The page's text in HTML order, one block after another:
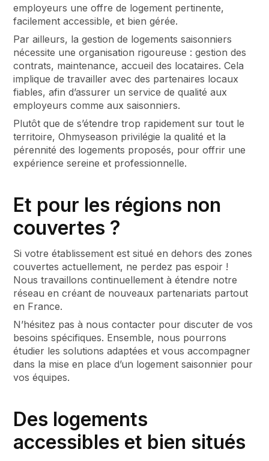
employeurs une offre de logement pertinente,
facilement accessible, et bien gérée.
Par ailleurs, la gestion de logements saisonniers
nécessite une organisation rigoureuse : gestion des
contrats, maintenance, accueil des locataires. Cela
implique de travailler avec des partenaires locaux
fiables, afin d’assurer un service de qualité aux
employeurs comme aux saisonniers.
Plutôt que de s’étendre trop rapidement sur tout le
territoire, Ohmyseason privilégie la qualité et la
pérennité des logements proposés, pour offrir une
expérience sereine et professionnelle.
Et pour les régions non
couvertes ?
Si votre établissement est situé en dehors des zones
couvertes actuellement, ne perdez pas espoir !
Nous travaillons continuellement à étendre notre
réseau en créant de nouveaux partenariats partout
en France.
N’hésitez pas à nous contacter pour discuter de vos
besoins spécifiques. Ensemble, nous pourrons
étudier les solutions adaptées et vous accompagner
dans la mise en place d’un logement saisonnier pour
vos équipes.
Des logements
accessibles et bien situés